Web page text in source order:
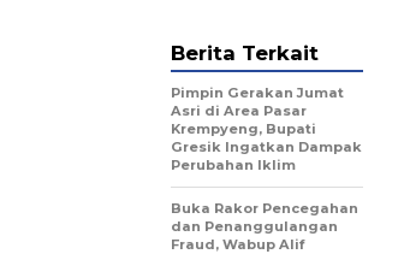
Berita Terkait
Pimpin Gerakan Jumat
Asri di Area Pasar
Krempyeng, Bupati
Gresik Ingatkan Dampak
Perubahan Iklim
Buka Rakor Pencegahan
dan Penanggulangan
Fraud, Wabup Alif